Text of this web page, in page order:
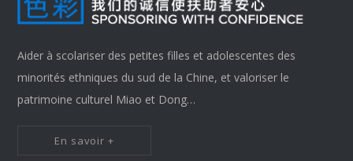
Aider à scolariser des petites filles et adolescentes des
minorités ethniques du sud de la Chine, et valoriser le
patrimoine culturel Miao et Dong…
En savoir +